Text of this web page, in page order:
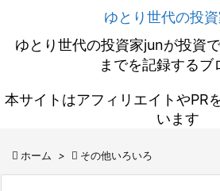
ゆとり世代の投
ゆとり世代の投資家junが投資
までを記録するブ
本サイトはアフィリエイトやPR
います
 ホーム >  その他いろいろ